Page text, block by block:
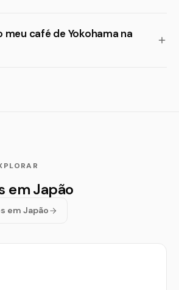
meu café de Yokohama na
em Japão
em Japão